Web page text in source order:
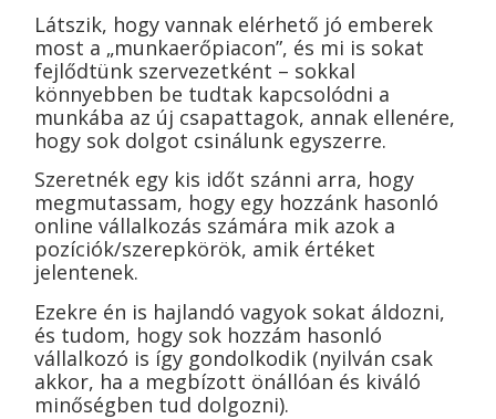
Látszik, hogy vannak elérhető jó emberek
most a „munkaerőpiacon”, és mi is sokat
fejlődtünk szervezetként – sokkal
könnyebben be tudtak kapcsolódni a
munkába az új csapattagok, annak ellenére,
hogy sok dolgot csinálunk egyszerre.
Szeretnék egy kis időt szánni arra, hogy
megmutassam, hogy egy hozzánk hasonló
online vállalkozás számára mik azok a
pozíciók/szerepkörök, amik értéket
jelentenek.
Ezekre én is hajlandó vagyok sokat áldozni,
és tudom, hogy sok hozzám hasonló
vállalkozó is így gondolkodik (nyilván csak
akkor, ha a megbízott önállóan és kiváló
minőségben tud dolgozni).